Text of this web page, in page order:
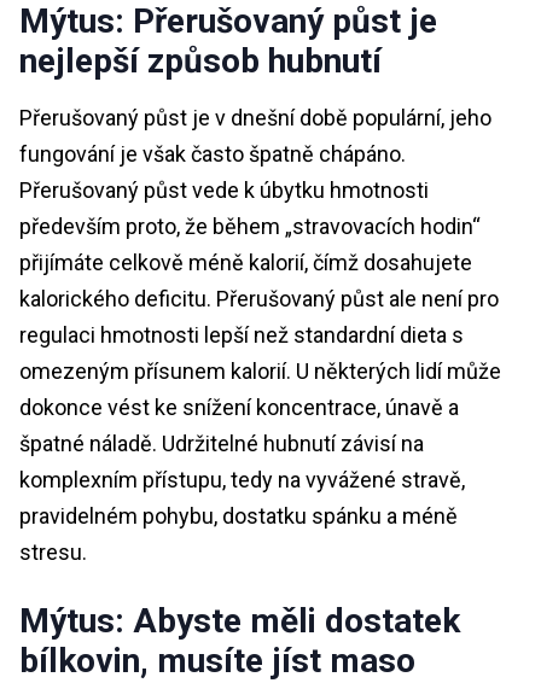
Mýtus: Přerušovaný půst je
nejlepší způsob hubnutí
Přerušovaný půst je v dnešní době populární, jeho
fungování je však často špatně chápáno.
Přerušovaný půst vede k úbytku hmotnosti
především proto, že během „stravovacích hodin“
přijímáte celkově méně kalorií, čímž dosahujete
kalorického deficitu. Přerušovaný půst ale není pro
regulaci hmotnosti lepší než standardní dieta s
omezeným přísunem kalorií. U některých lidí může
dokonce vést ke snížení koncentrace, únavě a
špatné náladě. Udržitelné hubnutí závisí na
komplexním přístupu, tedy na vyvážené stravě,
pravidelném pohybu, dostatku spánku a méně
stresu.
Mýtus: Abyste měli dostatek
bílkovin, musíte jíst maso